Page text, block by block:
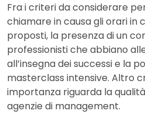
Fra i criteri da considerare
chiamare in causa gli orari in
proposti, la presenza di un
professionisti che abbiano
all’insegna dei successi e la
masterclass intensive. Altro
importanza riguarda la
agenzie di management.